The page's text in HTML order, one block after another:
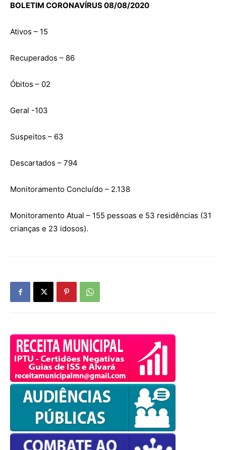
BOLETIM CORONAVÍRUS 08/08/2020
Ativos – 15
Recuperados – 86
Óbitos – 02
Geral -103
Suspeitos – 63
Descartados – 794
Monitoramento Concluído – 2.138
Monitoramento Atual – 155 pessoas e 53 residências (31
crianças e 23 idosos).